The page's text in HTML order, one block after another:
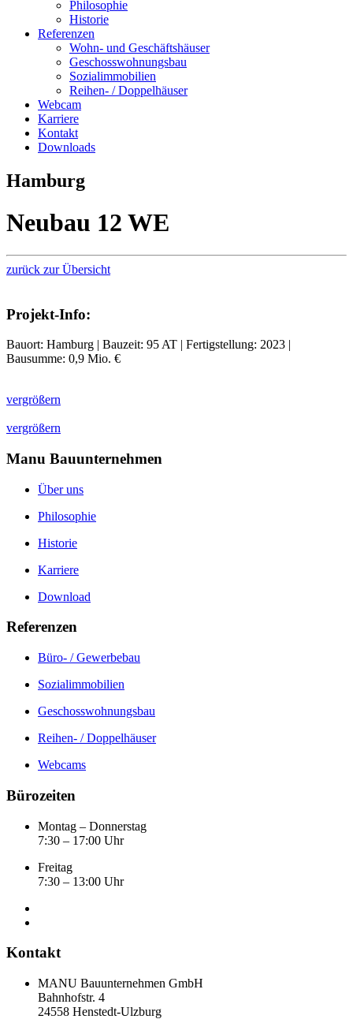
Philosophie
Historie
Referenzen
Wohn- und Geschäftshäuser
Geschosswohnungsbau
Sozialimmobilien
Reihen- / Doppelhäuser
Webcam
Karriere
Kontakt
Downloads
Hamburg
Neubau 12 WE
zurück zur Übersicht
Projekt-Info:
Bauort: Hamburg | Bauzeit: 95 AT | Fertigstellung: 2023 |
Bausumme: 0,9 Mio. €
vergrößern
vergrößern
Manu Bauunternehmen
Über uns
Philosophie
Historie
Karriere
Download
Referenzen
Büro- / Gewerbebau
Sozialimmobilien
Geschosswohnungsbau
Reihen- / Doppelhäuser
Webcams
Bürozeiten
Montag – Donnerstag
7:30 – 17:00 Uhr
Freitag
7:30 – 13:00 Uhr
Kontakt
MANU Bauunternehmen GmbH
Bahnhofstr. 4
24558 Henstedt-Ulzburg